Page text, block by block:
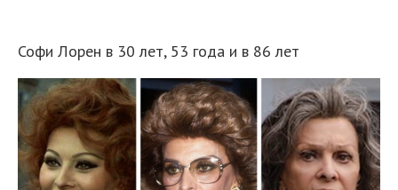
Софи Лорен в 30 лет, 53 года и в 86 лет